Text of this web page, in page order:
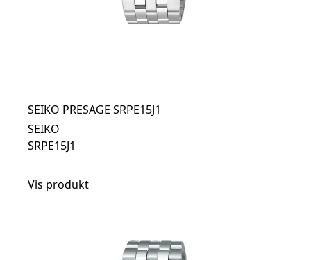
SEIKO PRESAGE SRPE15J1
SEIKO
SRPE15J1
Vis produkt